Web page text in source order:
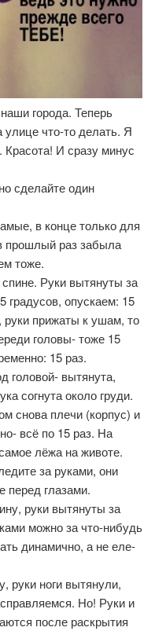
города. Теперь
что-то делать. Я
Красота! И сразу минус
сделайте один
в конце только для
прошлый раз забыла
тоже.
Руки вытянуты за
градусов, опускаем: 15
руки прижаты к ушам, то
головы- тоже 15
15 раз.
головой- вытянута,
согнута около груди.
снова плечи (корпус) и
всё по 15 раз. На
лёжа на животе.
за руками, они
перед глазами.
руки вытянуты за
можно за что-нибудь
динамично, а не еле-
руки ноги вытянули,
Но! Руки и
после раскрытия